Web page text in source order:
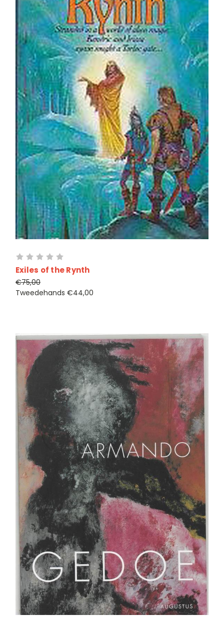
Exiles of the Rynth
€75,00
Tweedehands €44,00